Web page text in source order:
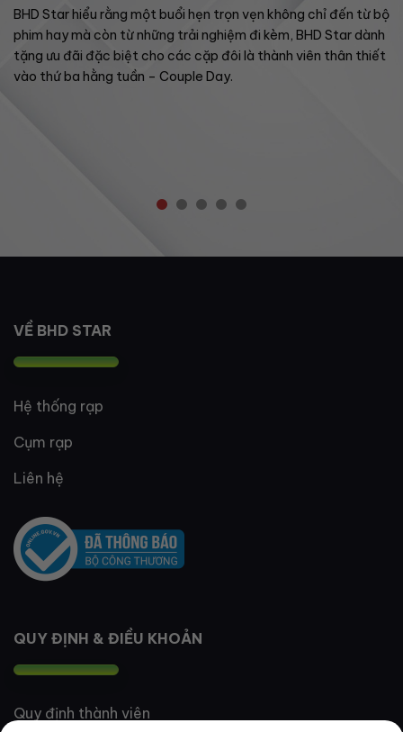
BHD Star hiểu rằng một buổi hẹn trọn vẹn không chỉ đến từ bộ
phim hay mà còn từ những trải nghiệm đi kèm, BHD Star dành
tặng ưu đãi đặc biệt cho các cặp đôi là thành viên thân thiết
vào thứ ba hằng tuần – Couple Day.
VỀ BHD STAR
Hệ thống rạp
Cụm rạp
Liên hệ
QUY ĐỊNH & ĐIỀU KHOẢN
Quy định thành viên